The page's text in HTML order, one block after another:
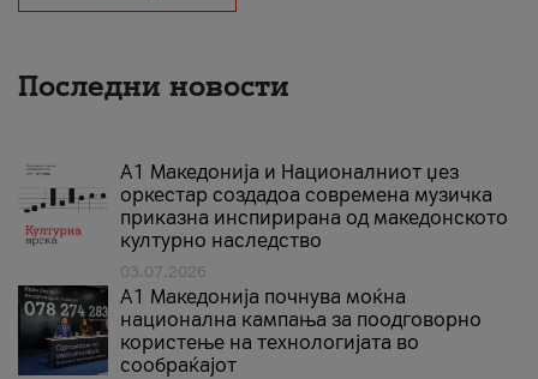
Последни новости
А1 Македонија и Националниот џез
оркестар создадоа современа музичка
приказна инспирирана од македонското
културно наследство
03.07.2026
A1 Македонија почнува моќна
национална кампања за поодговорно
користење на технологијата во
сообраќајот